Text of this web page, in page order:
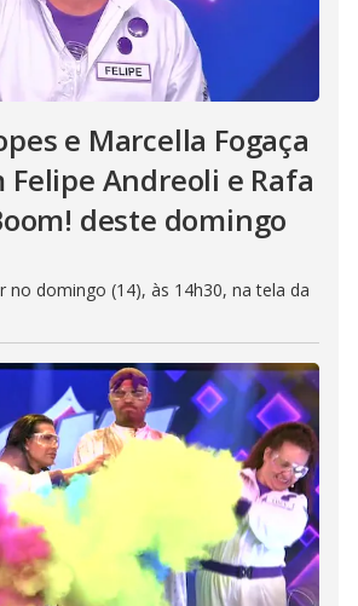
e Marcella Fogaça
Andreoli e Rafa
deste domingo
no domingo (14), às 14h30, na tela da